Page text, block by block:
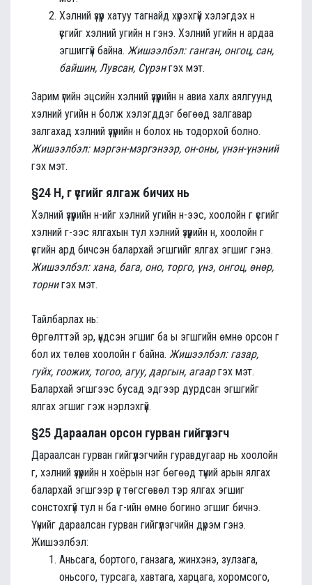
Хэлний үзүүр хатуу тагнайд хүрэхгүй хэлэгдэх н
үсгийг хэлний угийн н гэнэ. Хэлний угийн н ардаа
эгшиггүй байна. Жишээлбэл: ганган, онгоц, сан,
байшин, Лувсан, Сүрэнгэх мэт.
Зарим үгийн эцсийн хэлний үзүүрийн н авиа халх аялгуунд
хэлний угийн н болж хэлэгддэг бөгөөд залгавар
залгахад хэлний үзүүрийн н болох нь тодорхой болно.
Жишээлбэл: мэргэн-мэргэнээр, он-оны, үнэн-үнэний
гэх мэт.
§24 Н, г үсгийг ялгаж бичих нь
Хэлний үзүүрийн н-ийг хэлний угийн н-ээс, хоолойн г үсгийг
хэлний г-ээс ялгахын тул хэлний үзүүрийн н, хоолойн г
үсгийн ард бичсэн балархай эгшгийг ялгах эгшиг гэнэ.
Жишээлбэл: хана, бага, оно, торго, үнэ, онгоц, өнөр,
торнигэх мэт.
Тайлбарлах нь:
Өргөлттэй эр, үндсэн эгшиг ба ы эгшгийн өмнө орсон г
бол их төлөв хоолойн г байна. Жишээлбэл: газар,
гуйх, гоожих, тогоо, агуу, даргын, агааргэх мэт.
Балархай эгшгээс бусад эдгээр дурдсан эгшгийг
ялгах эгшиг гэж нэрлэхгүй.
§25 Дараалан орсон гурван гийгүүлэгч
Дараалсан гурван гийгүүлэгчийн гуравдугаар нь хоолойн
г, хэлний үзүүрийн н хоёрын нэг бөгөөд түүний арын ялгах
балархай эгшгээр үг төгсгөвөл тэр ялгах эгшиг
сонстохгүй тул н ба г-ийн өмнө богино эгшиг бичнэ.
Үүнийг дараалсан гурван гийгүүлэгчийн дүрэм гэнэ.
Жишээлбэл:
Аньсага, бортого, ганзага, жинхэнэ, зулзага,
оньсого, турсага, хавтага, харцага, хоромсого,